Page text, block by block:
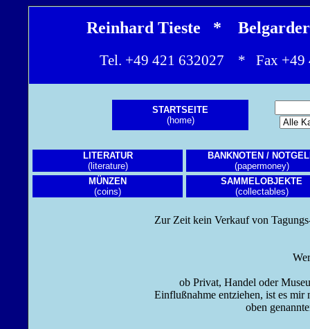
Reinhard Tieste *
Tel. +49 421 632027 * Fax
STARTSEITE
(home)
LITERATUR
(literature)
BANKNOTEN /
(papermoney)
MÜNZEN
(coins)
SAMMELOBJEKTE
(collectables)
Zur Zeit kein Verkauf von Tagungs-
Werte
ob Privat, Handel oder Museum - aus
Einflußnahme entziehen, ist es mir
oben genannten Gebieten